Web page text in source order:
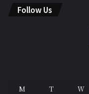
Follow Us
M T W